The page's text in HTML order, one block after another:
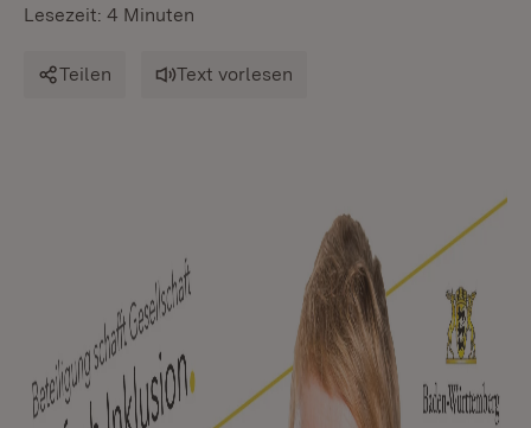
Lesezeit: 4 Minuten
Teilen Text vorlesen